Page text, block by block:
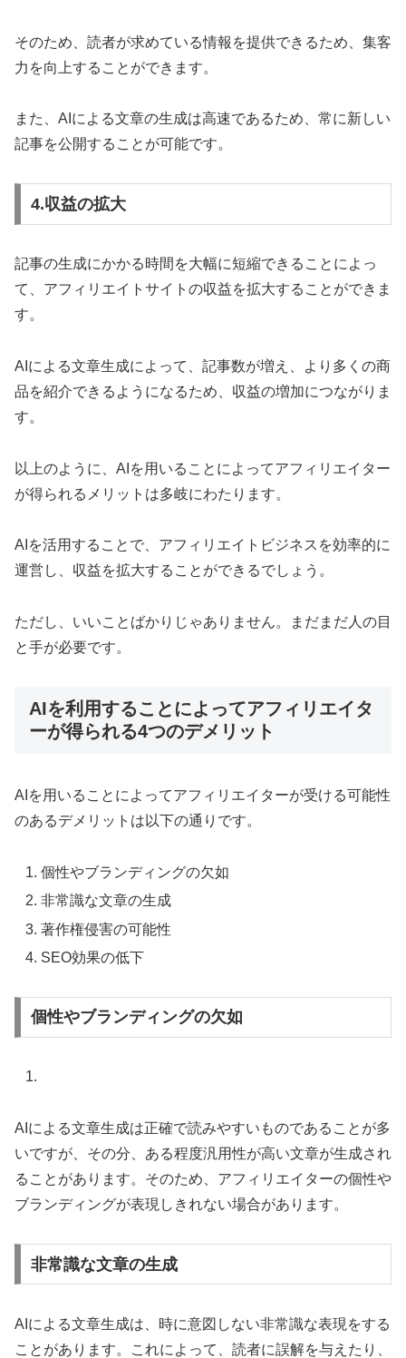
そのため、読者が求めている情報を提供できるため、集客
力を向上することができます。
また、AIによる文章の生成は高速であるため、常に新しい
記事を公開することが可能です。
4.収益の拡大
記事の生成にかかる時間を大幅に短縮できることによっ
て、アフィリエイトサイトの収益を拡大することができま
す。
AIによる文章生成によって、記事数が増え、より多くの商
品を紹介できるようになるため、収益の増加につながりま
す。
以上のように、AIを用いることによってアフィリエイター
が得られるメリットは多岐にわたります。
AIを活用することで、アフィリエイトビジネスを効率的に
運営し、収益を拡大することができるでしょう。
ただし、いいことばかりじゃありません。まだまだ人の目
と手が必要です。
AIを利用することによってアフィリエイタ
ーが得られる4つのデメリット
AIを用いることによってアフィリエイターが受ける可能性
のあるデメリットは以下の通りです。
個性やブランディングの欠如
非常識な文章の生成
著作権侵害の可能性
SEO効果の低下
個性やブランディングの欠如
AIによる文章生成は正確で読みやすいものであることが多
いですが、その分、ある程度汎用性が高い文章が生成され
ることがあります。そのため、アフィリエイターの個性や
ブランディングが表現しきれない場合があります。
非常識な文章の生成
AIによる文章生成は、時に意図しない非常識な表現をする
ことがあります。これによって、読者に誤解を与えたり、